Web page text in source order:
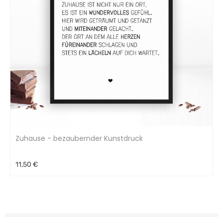
Zuhause - bezaubernder Kunstdruck
11,50 €